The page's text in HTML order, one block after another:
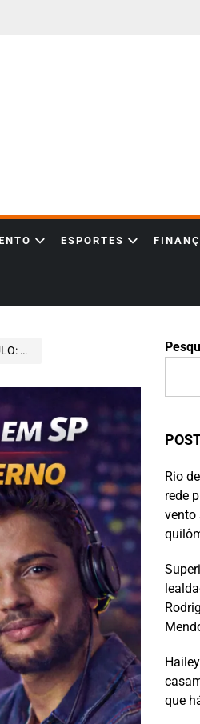
ESPORTES
Rio
rede
vento
que